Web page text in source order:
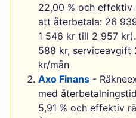
22,00 % och effektiv
att återbetala: 26
1 546 kr till 2 957
588 kr, serviceavgift
kr/mån
Axo Finans -
med
5,91 % och effektiv